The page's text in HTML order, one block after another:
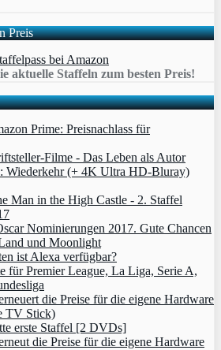
Preis
aktuelle Staffeln zum besten Preis!
Prime: Preisnachlass für
Filme - Das Leben als Autor
Wiederkehr (+ 4K Ultra HD-Bluray)
Man in the High Castle - 2. Staffel
Nominierungen 2017. Gute Chancen
und Moonlight
ist Alexa verfügbar?
für Premier League, La Liga, Serie A,
die Preise für die eigene Hardware
TV Stick)
erste Staffel [2 DVDs]
die Preise für die eigene Hardware